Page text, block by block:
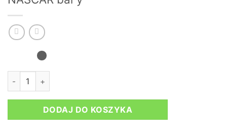
ilość Nissan S14 Klatka bezpieczeństwa V4 NASCAR bar'y
DODAJ DO KOSZYKA